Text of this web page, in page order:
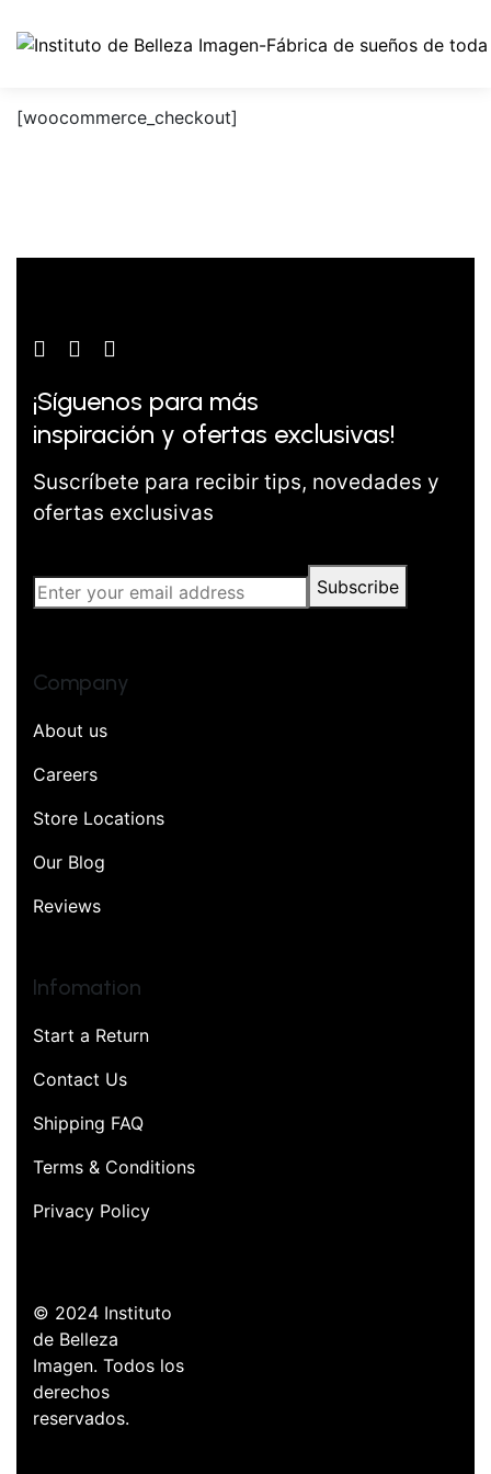
[woocommerce_checkout]
¡Síguenos para más
inspiración y ofertas exclusivas!
Suscríbete para recibir tips, novedades y
ofertas exclusivas
Subscribe
Company
About us
Careers
Store Locations
Our Blog
Reviews
Infomation
Start a Return
Contact Us
Shipping FAQ
Terms & Conditions
Privacy Policy
© 2024 Instituto
de Belleza
Imagen. Todos los
derechos
reservados.